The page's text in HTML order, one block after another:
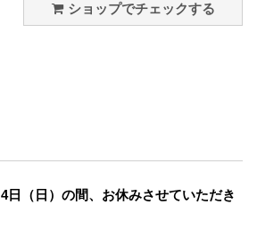
ショップでチェックする
日（日）の間、お休みさせていただき